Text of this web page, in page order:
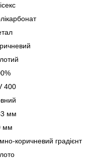
400
мм
мм
коричневий градієнт